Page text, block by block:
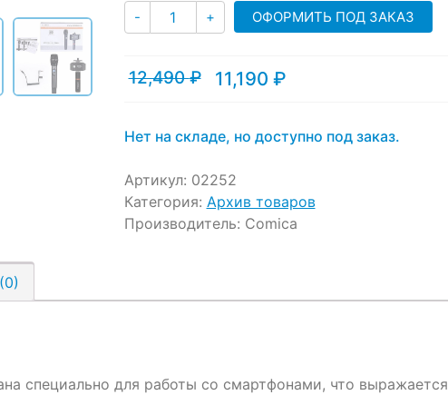
- Количество
+ ОФОРМИТЬ ПОД ЗАКАЗ
12,490₽
Первоначальная
12,490 ₽.
11,190 ₽
Текущая
Нет на складе, но доступно под заказ.
Артикул: 02252
Категория: Архив товаров
Производитель: Comica
специально для работы со смартфонами, что